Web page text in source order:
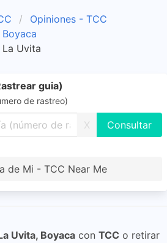
Opiniones - TCC
Uvita
guia)
de rastreo)
X
de Mi - TCC Near Me
Uvita, Boyaca con TCC o retirar